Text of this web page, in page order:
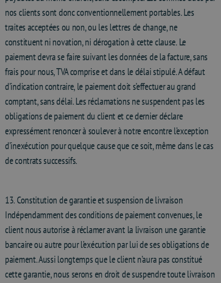
nos clients sont donc conventionnellement portables. Les
traites acceptées ou non, ou les lettres de change, ne
constituent ni novation, ni dérogation à cette clause. Le
paiement devra se faire suivant les données de la facture, sans
frais pour nous, TVA comprise et dans le délai stipulé. A défaut
d’indication contraire, le paiement doit s’effectuer au grand
comptant, sans délai. Les réclamations ne suspendent pas les
obligations de paiement du client et ce dernier déclare
expressément renoncer à soulever à notre encontre l’exception
d’inexécution pour quelque cause que ce soit, même dans le cas
de contrats successifs.
13. Constitution de garantie et suspension de livraison
Indépendamment des conditions de paiement convenues, le
client nous autorise à réclamer avant la livraison une garantie
bancaire ou autre pour l’exécution par lui de ses obligations de
paiement. Aussi longtemps que le client n’aura pas constitué
cette garantie, nous serons en droit de suspendre toute livraison